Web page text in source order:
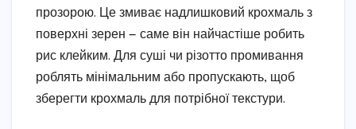
прозорою. Це змиває надлишковий крохмаль з
поверхні зерен — саме він найчастіше робить
рис клейким. Для суші чи різотто промивання
роблять мінімальним або пропускають, щоб
зберегти крохмаль для потрібної текстури.